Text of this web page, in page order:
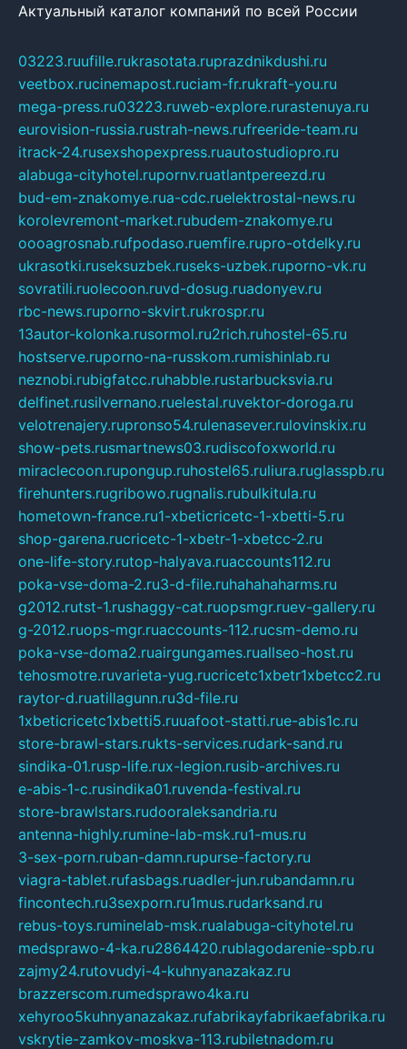
Актуальный каталог компаний по всей России
03223.ruufille.rukrasotata.ruprazdnikdushi.ru
veetbox.rucinemapost.ruciam-fr.rukraft-you.ru
mega-press.ru03223.ruweb-explore.rurastenuya.ru
eurovision-russia.rustrah-news.rufreeride-team.ru
itrack-24.rusexshopexpress.ruautostudiopro.ru
alabuga-cityhotel.rupornv.ruatlantpereezd.ru
bud-em-znakomye.rua-cdc.ruelektrostal-news.ru
korolevremont-market.rubudem-znakomye.ru
oooagrosnab.rufpodaso.ruemfire.rupro-otdelky.ru
ukrasotki.ruseksuzbek.ruseks-uzbek.ruporno-vk.ru
sovratili.ruolecoon.ruvd-dosug.ruadonyev.ru
rbc-news.ruporno-skvirt.rukrospr.ru
13autor-kolonka.rusormol.ru2rich.ruhostel-65.ru
hostserve.ruporno-na-russkom.rumishinlab.ru
neznobi.rubigfatcc.ruhabble.rustarbucksvia.ru
delfinet.rusilvernano.ruelestal.ruvektor-doroga.ru
velotrenajery.rupronso54.rulenasever.rulovinskix.ru
show-pets.rusmartnews03.rudiscofoxworld.ru
miraclecoon.rupongup.ruhostel65.ruliura.ruglasspb.ru
firehunters.rugribowo.rugnalis.rubulkitula.ru
hometown-france.ru1-xbeticricetc-1-xbetti-5.ru
shop-garena.rucricetc-1-xbetr-1-xbetcc-2.ru
one-life-story.rutop-halyava.ruaccounts112.ru
poka-vse-doma-2.ru3-d-file.ruhahahaharms.ru
g2012.rutst-1.rushaggy-cat.ruopsmgr.ruev-gallery.ru
g-2012.ruops-mgr.ruaccounts-112.rucsm-demo.ru
poka-vse-doma2.ruairgungames.ruallseo-host.ru
tehosmotre.ruvarieta-yug.rucricetc1xbetr1xbetcc2.ru
raytor-d.ruatillagunn.ru3d-file.ru
1xbeticricetc1xbetti5.ruuafoot-statti.rue-abis1c.ru
store-brawl-stars.rukts-services.rudark-sand.ru
sindika-01.rusp-life.rux-legion.rusib-archives.ru
e-abis-1-c.rusindika01.ruvenda-festival.ru
store-brawlstars.rudooraleksandria.ru
antenna-highly.rumine-lab-msk.ru1-mus.ru
3-sex-porn.ruban-damn.rupurse-factory.ru
viagra-tablet.rufasbags.ruadler-jun.rubandamn.ru
fincontech.ru3sexporn.ru1mus.rudarksand.ru
rebus-toys.ruminelab-msk.rualabuga-cityhotel.ru
medsprawo-4-ka.ru2864420.rublagodarenie-spb.ru
zajmy24.rutovudyi-4-kuhnyanazakaz.ru
brazzerscom.rumedsprawo4ka.ru
xehyroo5kuhnyanazakaz.rufabrikayfabrikaefabrika.ru
vskrytie-zamkov-moskva-113.rubiletnadom.ru